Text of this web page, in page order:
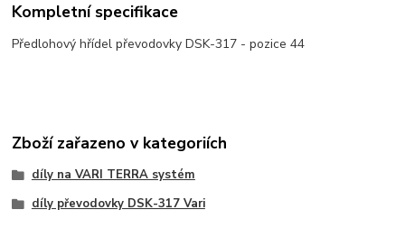
Kompletní specifikace
Předlohový hřídel převodovky DSK-317 - pozice 44
Zboží zařazeno v kategoriích
díly na VARI TERRA systém
díly převodovky DSK-317 Vari